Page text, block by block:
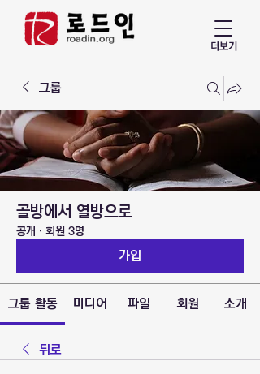
더보기
그룹
골방에서 열방으로
공개 · 회원 3명
가입
그룹 활동 미디어 파일 회원 소개
뒤로